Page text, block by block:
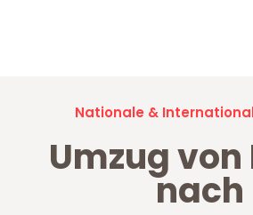
Nationale &
Umzug von
nach